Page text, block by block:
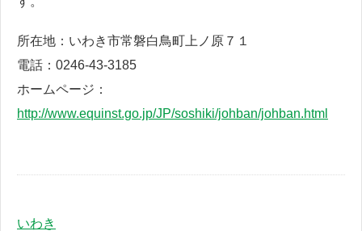
所在地：いわき市常磐白鳥町上ノ原７１
電話：0246-43-3185
ホームページ：
http://www.equinst.go.jp/JP/soshiki/johban/johban.html
いわき